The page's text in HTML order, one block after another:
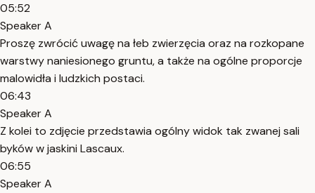
05:52
Speaker A
Proszę zwrócić uwagę na łeb zwierzęcia oraz na rozkopane
warstwy naniesionego gruntu, a także na ogólne proporcje
malowidła i ludzkich postaci.
06:43
Speaker A
Z kolei to zdjęcie przedstawia ogólny widok tak zwanej sali
byków w jaskini Lascaux.
06:55
Speaker A